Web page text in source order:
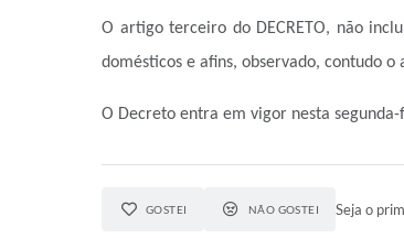
O artigo terceiro do DECRETO, não
domésticos e afins, observado, contudo
O Decreto entra em vigor nesta
GOSTEI NÃO GOSTEI Seja o